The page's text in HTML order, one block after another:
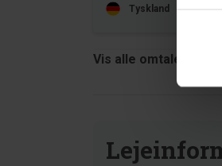
Tyskland
Vis alle omtaler